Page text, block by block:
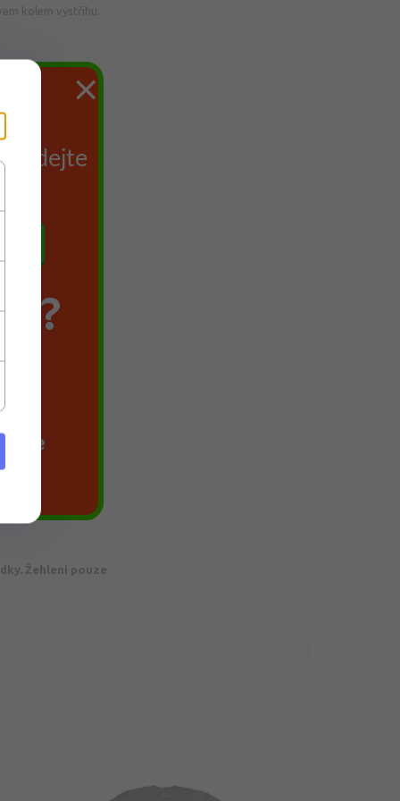
kolem výstřihu.
vizualizace
Žehlení pouze
×
Zadejte